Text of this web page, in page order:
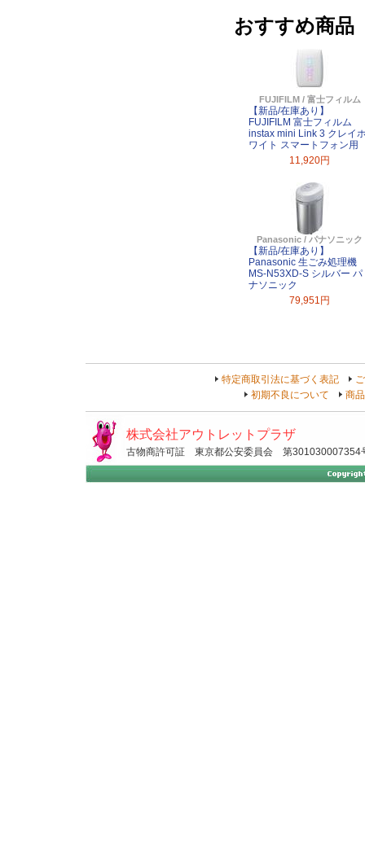
おすすめ商品
FUJIFILM / 富士フィルム
【新品/在庫あり】
FUJIFILM 富士フィルム
instax mini Link 3 クレイ
ワイト スマートフォン用
11,920円
Panasonic / パナソニック
【新品/在庫あり】
Panasonic 生ごみ処理機
MS-N53XD-S シルバー パ
ナソニック
79,951円
特定商取引法に基づく表記
初期不良について
商
株式会社アウトレットプラザ
古物商許可証 東京都公安委員会 第301030007354